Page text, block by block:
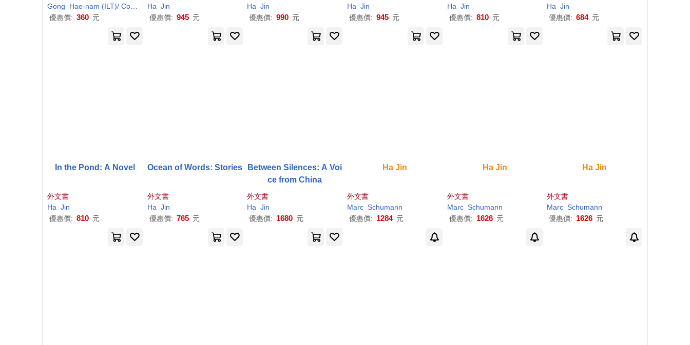
Gong
Hae-nam (ILT)/ Cowley Jin-ha/ Park
優惠價: 360 元
Ha Jin
優惠價: 945 元
Ha Jin
優惠價: 990 元
Ha Jin
優惠價: 945 元
Ha Jin
優惠價: 810 元
Ha Jin
優惠價: 684 元
In the Pond: A Novel
外文書
Ha Jin
優惠價: 810 元
Ocean of Words: Stories
外文書
Ha Jin
優惠價: 765 元
Between Silences: A Voi
ce from China
外文書
Ha Jin
優惠價: 1680 元
Ha Jin
外文書
Marc Schumann
優惠價: 1284 元
Ha Jin
外文書
Marc Schumann
優惠價: 1626 元
Ha Jin
外文書
Marc Schumann
優惠價: 1626 元